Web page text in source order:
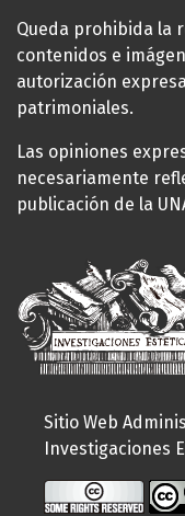
Queda prohibida la
contenidos e
autorización
patrimoniales.
Las opiniones
necesariamente
publicación de la
Sitio Web
Investigaciones